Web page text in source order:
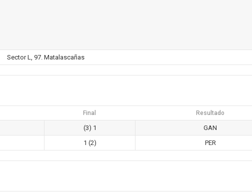
Sector L, 97. Matalascañas
Final Resultado
(3) 1
GAN
1 (2) PER